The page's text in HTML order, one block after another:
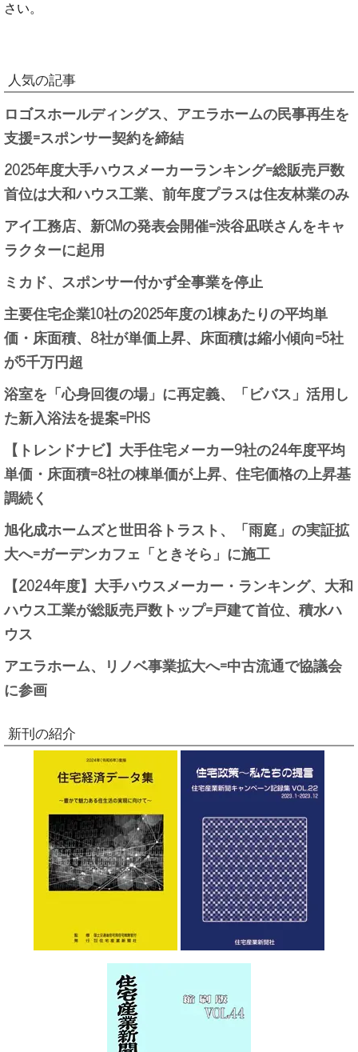
さい。
人気の記事
ロゴスホールディングス、アエラホームの民事再生を
支援=スポンサー契約を締結
2025年度大手ハウスメーカーランキング=総販売戸数
首位は大和ハウス工業、前年度プラスは住友林業のみ
アイ工務店、新CMの発表会開催=渋谷凪咲さんをキャ
ラクターに起用
ミカド、スポンサー付かず全事業を停止
主要住宅企業10社の2025年度の1棟あたりの平均単
価・床面積、8社が単価上昇、床面積は縮小傾向=5社
が5千万円超
浴室を「心身回復の場」に再定義、「ビバス」活用し
た新入浴法を提案=PHS
【トレンドナビ】大手住宅メーカー9社の24年度平均
単価・床面積=8社の棟単価が上昇、住宅価格の上昇基
調続く
旭化成ホームズと世田谷トラスト、「雨庭」の実証拡
大へ=ガーデンカフェ「ときそら」に施工
【2024年度】大手ハウスメーカー・ランキング、大和
ハウス工業が総販売戸数トップ=戸建て首位、積水ハ
ウス
アエラホーム、リノベ事業拡大へ=中古流通で協議会
に参画
新刊の紹介